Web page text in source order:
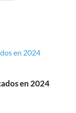
en 2024